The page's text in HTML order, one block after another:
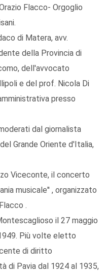
Flacco- Orgoglio
di Matera, avv.
della Provincia di
dell'avvocato
e del prof. Nicola Di
presso
dal giornalista
Grande Oriente d'Italia,
Viceconte, il concerto
musicale'' , organizzato
.
il 27 maggio
Più volte eletto
di diritto
di Pavia dal 1924 al 1935,